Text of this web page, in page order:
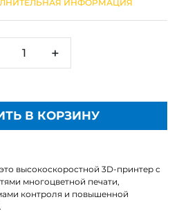
ИНФОРМАЦИЯ
+
В КОРЗИНУ
высокоскоростной 3D-принтер с
многоцветной печати,
контроля и повышенной